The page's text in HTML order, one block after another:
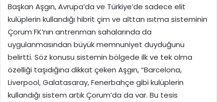
Başkan Aşgın, Avrupa’da ve Türkiye’de sadece elit
kulüplerin kullandığı hibrit çim ve alttan ısıtma sisteminin
Çorum FK’nın antrenman sahalarında da
uygulanmasından büyük memnuniyet duyduğunu
belirtti. Söz konusu sistemin bölgede ilk ve tek olma
özelliği taşıdığına dikkat çeken Aşgın, “Barcelona,
Liverpool, Galatasaray, Fenerbahçe gibi kulüplerin
kullandığı sistem artık Çorum’da da var. Bu tesis